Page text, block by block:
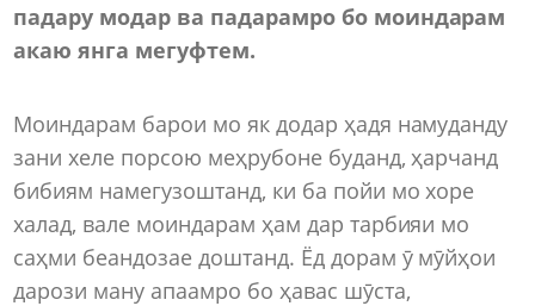
падару модар ва падарамро бо моиндарам
акаю янга мегуфтем.
Моиндарам барои мо як додар ҳадя намуданду
зани хеле порсою меҳрубоне буданд, ҳарчанд
бибиям намегузоштанд, ки ба пойи мо хоре
халад, вале моиндарам ҳам дар тарбияи мо
саҳми беандозае доштанд. Ёд дорам ӯ мӯйҳои
дарози ману апаамро бо ҳавас шӯста,